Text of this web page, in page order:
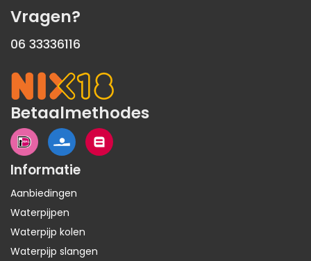
Vragen?
06 33336116
Betaalmethodes
Informatie
Aanbiedingen
Waterpijpen
Waterpijp kolen
Waterpijp slangen